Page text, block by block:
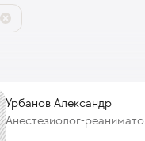
Урбанов Александр
Анестезиолог-